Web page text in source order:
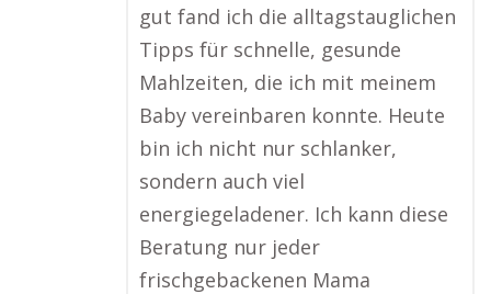
gut fand ich die alltagstauglichen
Tipps für schnelle, gesunde
Mahlzeiten, die ich mit meinem
Baby vereinbaren konnte. Heute
bin ich nicht nur schlanker,
sondern auch viel
energiegeladener. Ich kann diese
Beratung nur jeder
frischgebackenen Mama